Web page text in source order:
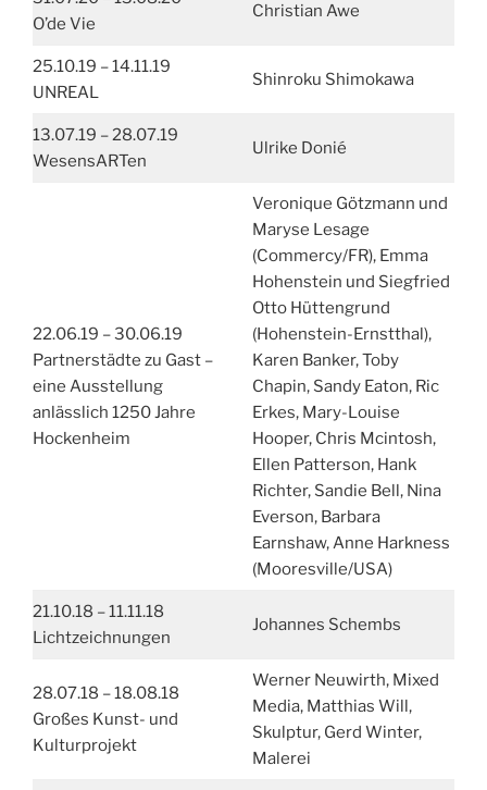
O’de Vie
Christian Awe
25.10.19 – 14.11.19
UNREAL
Shinroku Shimokawa
13.07.19 – 28.07.19
WesensARTen
Ulrike Donié
22.06.19 – 30.06.19
Partnerstädte zu Gast –
eine Ausstellung
anlässlich 1250 Jahre
Hockenheim
Veronique Götzmann und
Maryse Lesage
(Commercy/FR), Emma
Hohenstein und Siegfried
Otto Hüttengrund
(Hohenstein-Ernstthal),
Karen Banker, Toby
Chapin, Sandy Eaton, Ric
Erkes, Mary-Louise
Hooper, Chris Mcintosh,
Ellen Patterson, Hank
Richter, Sandie Bell, Nina
Everson, Barbara
Earnshaw, Anne Harkness
(Mooresville/USA)
21.10.18 – 11.11.18
Lichtzeichnungen
Johannes Schembs
28.07.18 – 18.08.18
Großes Kunst- und
Kulturprojekt
Werner Neuwirth, Mixed
Media, Matthias Will,
Skulptur, Gerd Winter,
Malerei